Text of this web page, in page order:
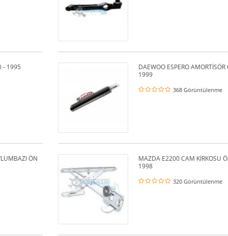
DAEWOO ESPERO AMORTİSÖR ÖN SOL
368 Görüntülenme
MAZDA E2200 CAM KİRKOSU ÖN SAG 1995 -
1998
320 Görüntülenme